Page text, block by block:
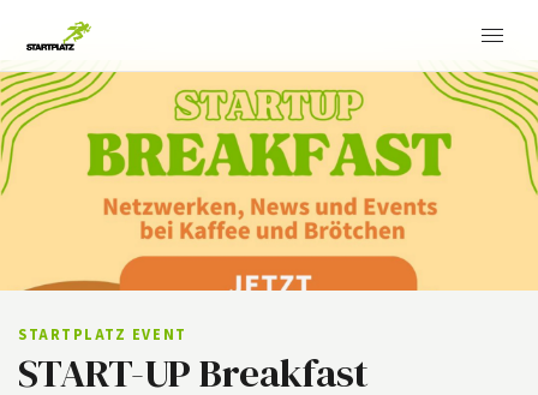
STARTPLATZ EVENT
START-UP Breakfast